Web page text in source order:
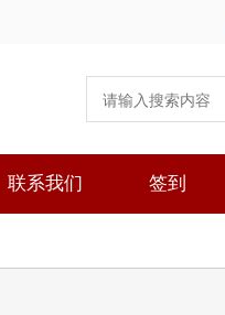
联系我们 签到